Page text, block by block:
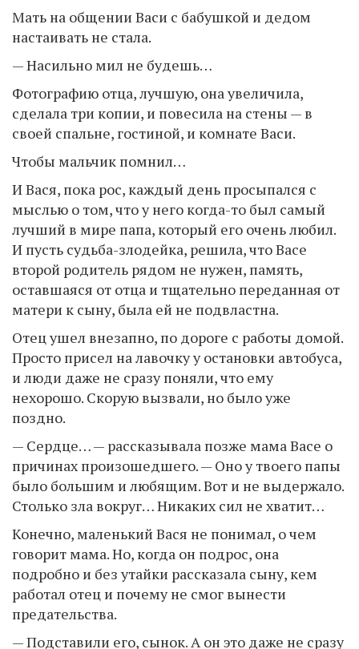
Мать на общении Васи с бабушкой и дедом
настаивать не стала.
— Насильно мил не будешь…
Фотографию отца, лучшую, она увеличила,
сделала три копии, и повесила на стены — в
своей спальне, гостиной, и комнате Васи.
Чтобы мальчик помнил…
И Вася, пока рос, каждый день просыпался с
мыслью о том, что у него когда-то был самый
лучший в мире папа, который его очень любил.
И пусть судьба-злодейка, решила, что Васе
второй родитель рядом не нужен, память,
оставшаяся от отца и тщательно переданная от
матери к сыну, была ей не подвластна.
Отец ушел внезапно, по дороге с работы домой.
Просто присел на лавочку у остановки автобуса,
и люди даже не сразу поняли, что ему
нехорошо. Скорую вызвали, но было уже
поздно.
— Сердце… — рассказывала позже мама Васе о
причинах произошедшего. — Оно у твоего папы
было большим и любящим. Вот и не выдержало.
Столько зла вокруг… Никаких сил не хватит…
Конечно, маленький Вася не понимал, о чем
говорит мама. Но, когда он подрос, она
подробно и без утайки рассказала сыну, кем
работал отец и почему не смог вынести
предательства.
— Подставили его, сынок. А он это даже не сразу